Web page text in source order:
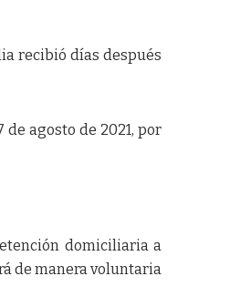
recibió días después
agosto de 2021, por
domiciliaria a
de manera voluntaria